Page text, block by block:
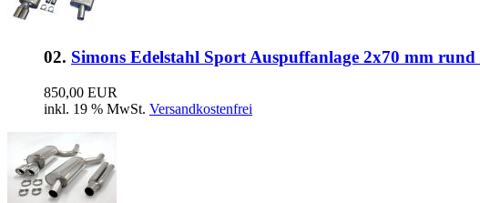
02. Simons Edelstahl Sport Auspuffanlage 2x70 mm
850,00 EUR
inkl. 19 % MwSt. Versandkostenfrei